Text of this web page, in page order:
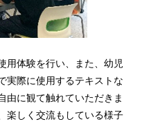
用体験を行い、また、幼児
実際に使用するテキストな
由に観て触れていただきま
楽しく交流もしている様子